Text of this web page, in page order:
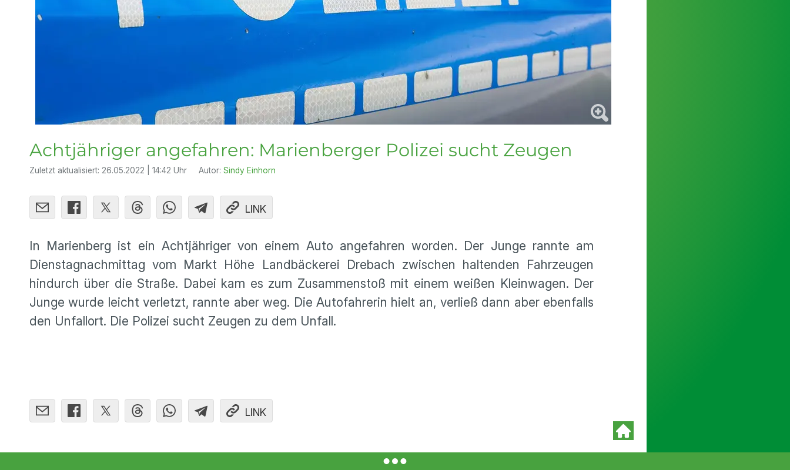
Achtjähriger angefahren: Marienberger Polizei sucht Zeugen
Zuletzt aktualisiert: 26.05.2022 | 14:42 Uhr Autor: Sindy Einhorn
LINK
In Marienberg ist ein Achtjähriger von einem Auto angefahren worden. Der Junge rannte am
Dienstagnachmittag vom Markt Höhe Landbäckerei Drebach zwischen haltenden Fahrzeugen
hindurch über die Straße. Dabei kam es zum Zusammenstoß mit einem weißen Kleinwagen. Der
Junge wurde leicht verletzt, rannte aber weg. Die Autofahrerin hielt an, verließ dann aber ebenfalls
den Unfallort. Die Polizei sucht Zeugen zu dem Unfall.
LINK